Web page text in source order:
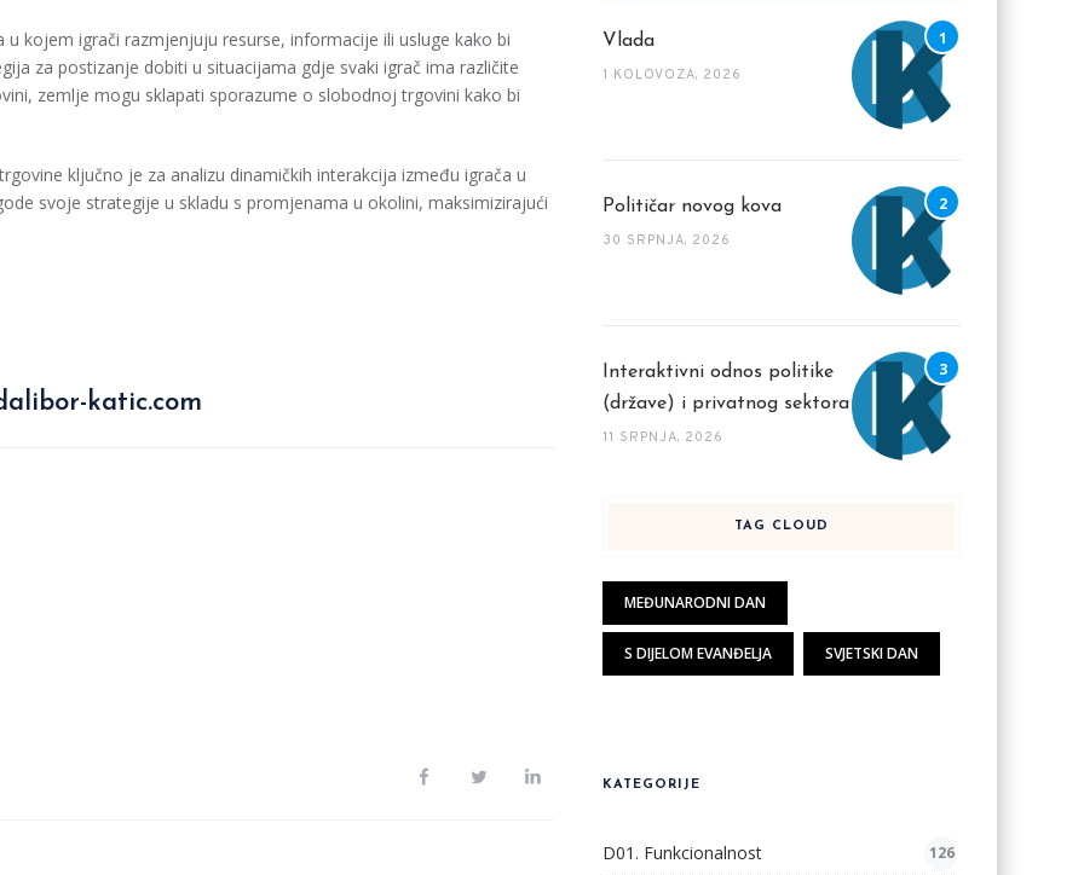
kojem igrači razmjenjuju resurse, informacije ili usluge kako bi
za postizanje dobiti u situacijama gdje svaki igrač ima različite
zemlje mogu sklapati sporazume o slobodnoj trgovini kako bi
ključno je za analizu dinamičkih interakcija između igrača u
svoje strategije u skladu s promjenama u okolini, maksimizirajući
katic.com
Vlada
1 KOLOVOZA, 2026
Političar novog kova
30 SRPNJA, 2026
Interaktivni odnos politike
(države) i privatnog sektora
11 SRPNJA, 2026
TAG CLOUD
MEĐUNARODNI DAN
S DIJELOM EVANĐELJA SVJETSKI DAN
KATEGORIJE
D01. Funkcionalnost 126